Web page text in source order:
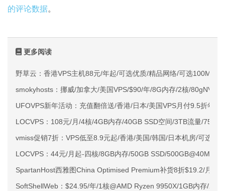
的评论数据。
更多阅读
野草云：香港VPS主机88元/年起/可选优质/精品网络/可选100M不
smokyhosts：挪威/加拿大/美国VPS/$90/年/8G内存/2核/
UFOVPS新年活动：充值翻倍送/香港/日本/美国VPS月付9.5折年
LOCVPS：108元/月/4核/4GB内存/40GB SSD空间/3TB流量/
vmiss促销7折：VPS低至8.9元起/香港/美国/韩国/日本机房/可选
LOCVPS：44元/月起-四核/8GB内存/50GB SSD/
SpartanHost西雅图China Optimised Premium补货8折$19.2/月起
SoftShellWeb：$24.95/年/1核@AMD Ryzen 9950X/1GB内存/